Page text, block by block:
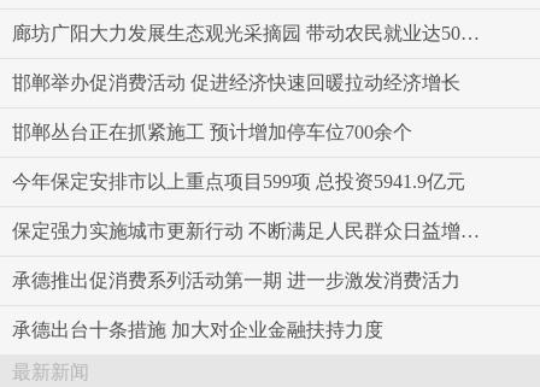
廊坊广阳大力发展生态观光采摘园 带动农民就业达5000人
邯郸举办促消费活动 促进经济快速回暖拉动经济增长
邯郸丛台正在抓紧施工 预计增加停车位700余个
今年保定安排市以上重点项目599项 总投资5941.9亿元
保定强力实施城市更新行动 不断满足人民群众日益增长的美好生活需要
承德推出促消费系列活动第一期 进一步激发消费活力
承德出台十条措施 加大对企业金融扶持力度
最新新闻